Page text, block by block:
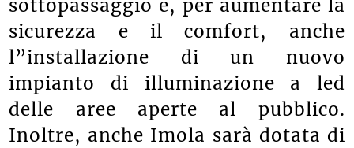
sottopassaggio e, per aumentare la
sicurezza e il comfort, anche
l”installazione di un nuovo
impianto di illuminazione a led
delle aree aperte al pubblico.
Inoltre, anche Imola sarà dotata di